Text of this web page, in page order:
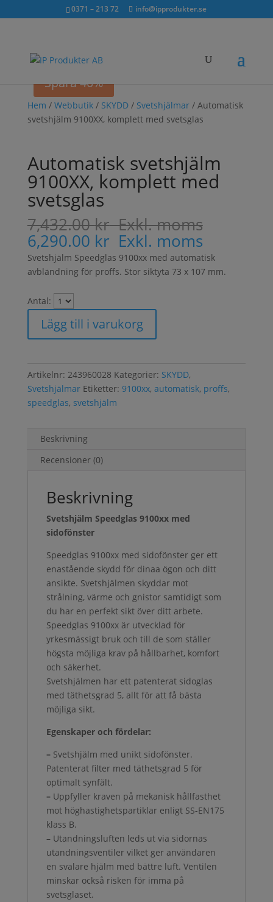
inkl. moms0371 – 213 72 info@ipprodukter.se
Sök...
×
Hem / Webbutik/ SKYDD/ Svetshjälmar/ Automatisk
svetshjälm 9100XX, komplett med svetsglas
Automatisk svetshjälm
9100XX, komplett med
svetsglas
7,432.00krExkl. moms
6,290.00 kr Exkl. moms
Svetshjälm Speedglas 9100xx med automatisk
avbländning för proffs. Stor siktyta 73 x 107 mm.
Antal:
Lägg till i varukorg
Artikelnr: 243960028 Kategorier: SKYDD,
Svetshjälmar Etiketter: 9100xx, automatisk, proffs,
speedglas, svetshjälm
Beskrivning
Recensioner (0)
Beskrivning
Svetshjälm Speedglas 9100xx med
sidofönster
Speedglas 9100xx med sidofönster ger ett
enastående skydd för dinaa ögon och ditt
ansikte. Svetshjälmen skyddar mot
strålning, värme och gnistor samtidigt som
du har en perfekt sikt över ditt arbete.
Speedglas 9100xx är utvecklad för
yrkesmässigt bruk och till de som ställer
högsta möjliga krav på hållbarhet, komfort
och säkerhet.
Svetshjälmen har ett patenterat sidoglas
med täthetsgrad 5, allt för att få bästa
möjliga sikt.
Egenskaper och fördelar:
–Svetshjälm med unikt sidofönster.
Patenterat filter med täthetsgrad 5 för
optimalt synfält.
–Uppfyller kraven på mekanisk hållfasthet
mot höghastighetspartiklar enligt SS-EN175
klass B.
– Utandningsluften leds ut via sidornas
utandningsventiler vilket ger användaren
en svalare hjälm med bättre luft. Ventilen
minskar också risken för imma på
svetsglaset.
Spara 40%